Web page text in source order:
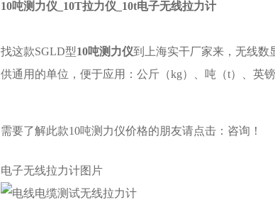
10吨测力仪_10T拉力仪_10t电子无线拉力计
找这款SGLD型10吨测力仪到上海实干厂家来，无线数
供通用的单位，便于应用：公斤（kg）、吨（t）、英
需要了解此款10吨测力仪价格的朋友请点击： 咨询 ！
电子无线拉力计图片